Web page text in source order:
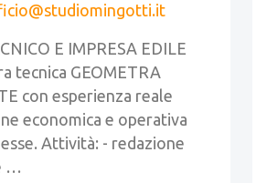
E IMPRESA EDILE
tecnica GEOMETRA
con esperienza reale
economica e operativa
Attività: - redazione
…